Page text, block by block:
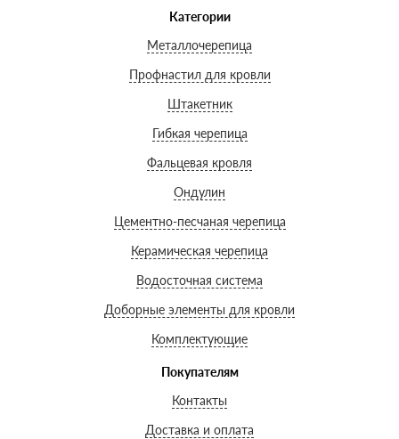
Категории
Металлочерепица
Профнастил для кровли
Штакетник
Гибкая черепица
Фальцевая кровля
Ондулин
Цементно-песчаная черепица
Керамическая черепица
Водосточная система
Доборные элементы для кровли
Комплектующие
Покупателям
Контакты
Доставка и оплата